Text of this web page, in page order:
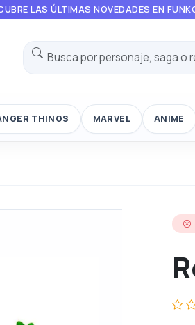
LAS ÚLTIMAS NOVEDADES EN
THINGS MARVEL ANIME